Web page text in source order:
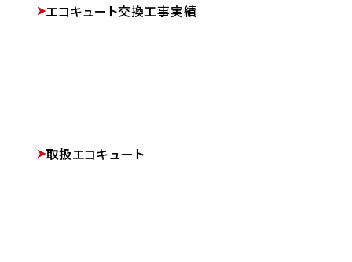
エコキュート交換工事実績
取扱エコキュート